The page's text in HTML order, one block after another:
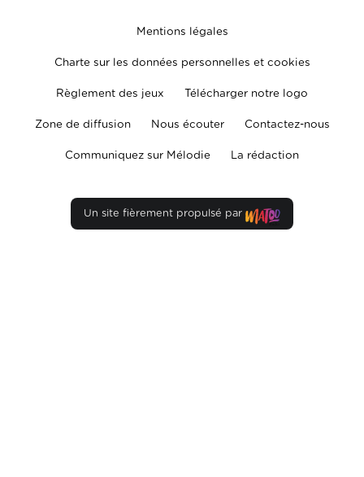
Mentions légales
Charte sur les données personnelles et cookies
Règlement des jeux Télécharger notre logo
Zone de diffusion Nous écouter Contactez-nous
Communiquez sur Mélodie La rédaction
Un site fièrement propulsé par